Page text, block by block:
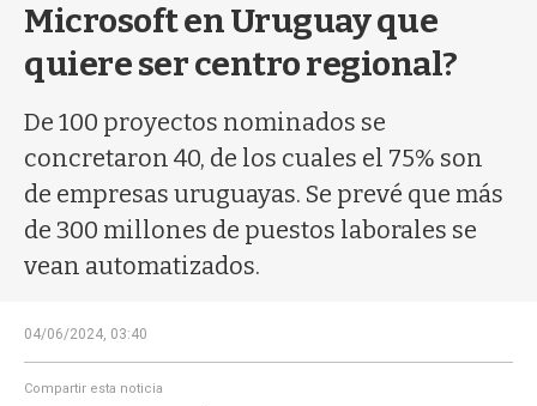
Microsoft en Uruguay que
quiere ser centro regional?
De 100 proyectos nominados se
concretaron 40, de los cuales el 75% son
de empresas uruguayas. Se prevé que más
de 300 millones de puestos laborales se
vean automatizados.
04/06/2024, 03:40
Compartir esta noticia